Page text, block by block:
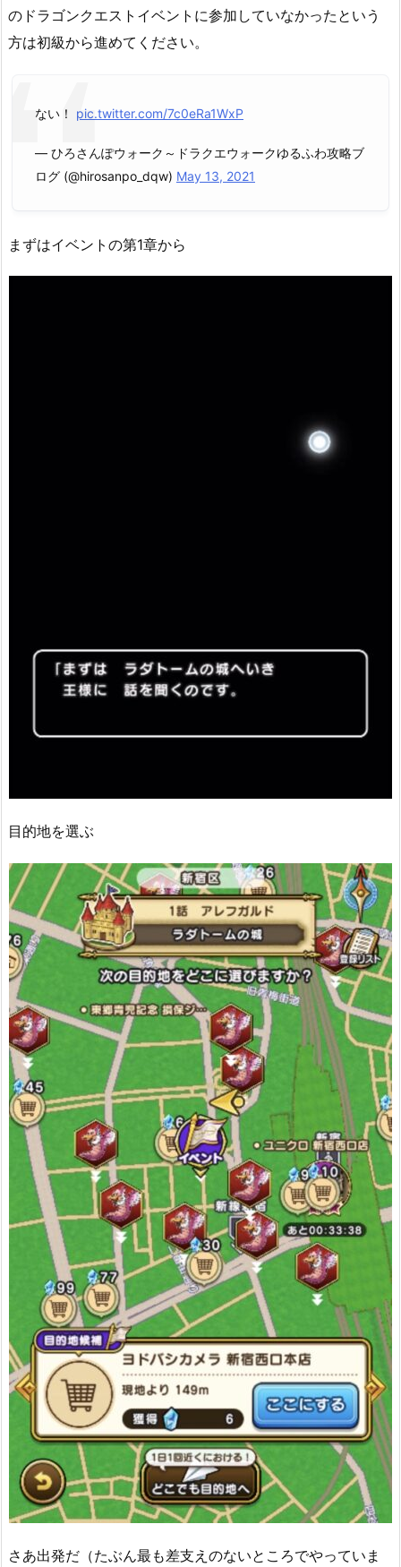
のドラゴンクエストイベントに参加していなかったという
方は初級から進めてください。
ない！ pic.twitter.com/7c0eRa1WxP
— ひろさんぽウォーク～ドラクエウォークゆるふわ攻略ブ
ログ (@hirosanpo_dqw) May 13, 2021
まずはイベントの第1章から
目的地を選ぶ
さあ出発だ（たぶん最も差支えのないところでやっていま